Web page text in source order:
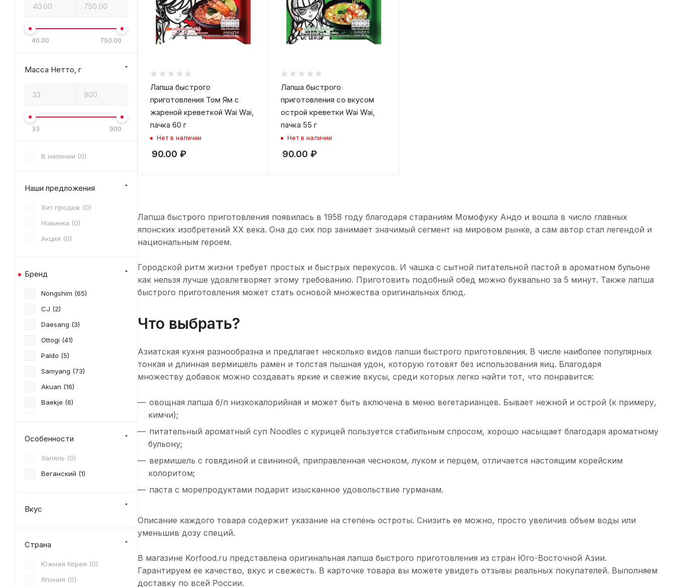
Лапша быстрого
приготовления Том Ям с
жареной креветкой Wai Wai,
пачка 60 г
Нет в наличии
90.00 ₽
Лапша быстрого
приготовления со вкусом
острой креветки Wai Wai,
пачка 55 г
Нет в наличии
90.00 ₽
Лапша быстрого приготовления появилась в 1958 году благодаря стараниям Момофуку Андо и вошла в число главных
японских изобретений ХХ века. Она до сих пор занимает значимый сегмент на мировом рынке, а сам автор стал легендой и
национальным героем.
Городской ритм жизни требует простых и быстрых перекусов. И чашка с сытной питательной пастой в ароматном бульоне
как нельзя лучше удовлетворяет этому требованию. Приготовить подобный обед можно буквально за 5 минут. Также лапша
быстрого приготовления может стать основой множества оригинальных блюд.
Что выбрать?
Азиатская кухня разнообразна и предлагает несколько видов лапши быстрого приготовления. В числе наиболее популярных
тонкая и длинная вермишель рамен и толстая пышная удон, которую готовят без использования яиц. Благодаря
множеству добавок можно создавать яркие и свежие вкусы, среди которых легко найти тот, что понравится:
овощная лапша б/п низкокалорийная и может быть включена в меню вегетарианцев. Бывает нежной и острой (к примеру,
кимчи);
питательный ароматный суп Noodles с курицей пользуется стабильным спросом, хорошо насыщает благодаря ароматному
бульону;
вермишель с говядиной и свининой, приправленная чесноком, луком и перцем, отличается настоящим корейским
колоритом;
паста с морепродуктами подарит изысканное удовольствие гурманам.
Описание каждого товара содержит указание на степень остроты. Снизить ее можно, просто увеличив объем воды или
уменьшив дозу специй.
В магазине Korfood.ru представлена оригинальная лапша быстрого приготовления из стран Юго-Восточной Азии.
Гарантируем ее качество, вкус и свежесть. В карточке товара вы можете увидеть отзывы реальных покупателей. Выполняем
доставку по всей России.
40.00 750.00
Масса Нетто, г
33 900
В наличии (0)
Наши предложения
Хит продаж (0)
Новинка (0)
Акция (0)
Бренд
Nongshim (65)
CJ (2)
Daesang (3)
Ottogi (41)
Paldo (5)
Samyang (73)
Akuan (16)
Baekje (6)
Ibumie (
Itsuki (
Особенности
Халяль (0)
Веганский (1)
Вкус
Страна
Южная Корея (0)
Япония (0)